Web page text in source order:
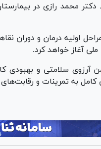
محمد رازی در
اولیه درمان و دوران
آغاز خواهد کرد.
آرزوی سلامتی و بهبودی
به تمرینات و رقابت‌های